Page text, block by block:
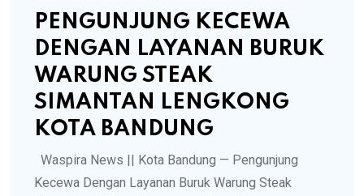
PENGUNJUNG KECEWA
DENGAN LAYANAN BURUK
WARUNG STEAK
SIMANTAN LENGKONG
KOTA BANDUNG
Waspira News || Kota Bandung — Pengunjung
Kecewa Dengan Layanan Buruk Warung Steak